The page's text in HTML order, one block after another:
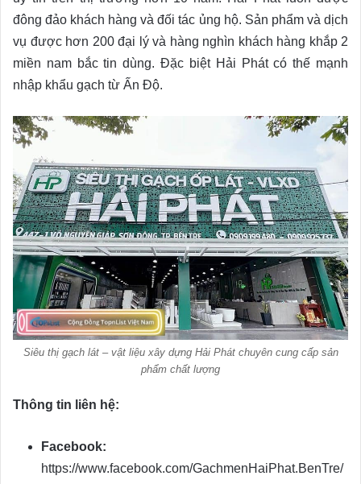
đông đảo khách hàng và đối tác ủng hộ. Sản phẩm và dịch
vụ được hơn 200 đại lý và hàng nghìn khách hàng khắp 2
miền nam bắc tin dùng. Đặc biệt Hải Phát có thế mạnh
nhập khẩu gạch từ Ấn Độ.
Siêu thị gạch lát – vật liệu xây dựng Hải Phát chuyên cung cấp sản
phẩm chất lượng
Thông tin liên hệ:
Facebook:
https://www.facebook.com/GachmenHaiPhat.BenTre/